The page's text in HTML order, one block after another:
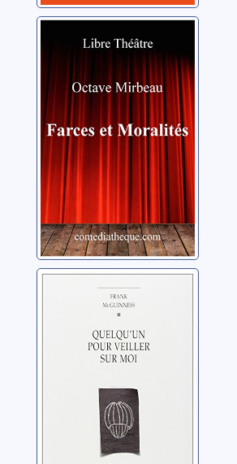
Mirbeau, Octave
Quelqu'un pour
veiller sur moi
McGuinness, Frank